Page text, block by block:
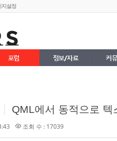
지설정
포럼 정보/자료 커
QML에서 동적으로 텍
조회 수 : 17039